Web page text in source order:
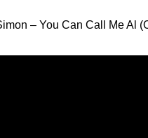
– You Can Call Me Al